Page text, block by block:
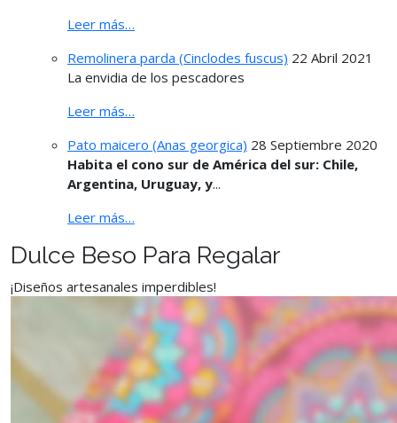
Leer más…
Remolinera parda (Cinclodes fuscus) 22 Abril 2021
La envidia de los pescadores
Leer más…
Pato maicero (Anas georgica) 28 Septiembre 2020
Habita el cono sur de América del sur: Chile,
Argentina, Uruguay, y...
Leer más…
Dulce Beso Para Regalar
¡Diseños artesanales imperdibles!